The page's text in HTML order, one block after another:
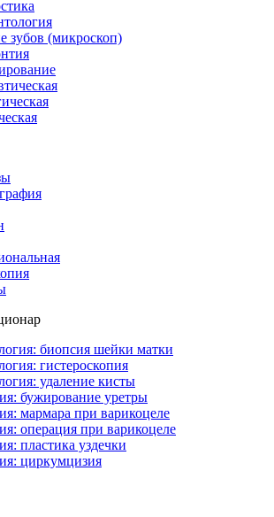
зубов (микроскоп)
биопсия шейки матки
гистероскопия
удаление кисты
бужирование уретры
мармара при варикоцеле
операция при варикоцеле
пластика уздечки
циркумцизия